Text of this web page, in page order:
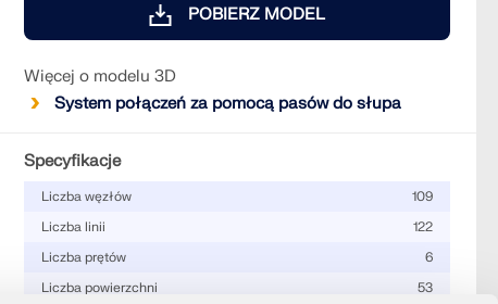
POBIERZ MODEL
Więcej o modelu 3D
System połączeń za pomocą pasów do słupa
Specyfikacje
Liczba węzłów
109
Liczba linii
122
Liczba prętów
6
Liczba powierzchni
53